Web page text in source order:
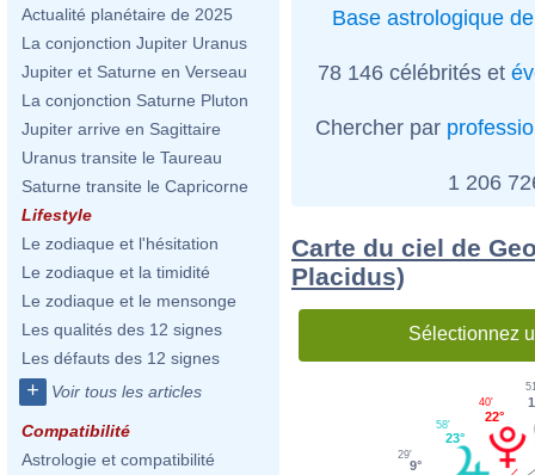
Actualité planétaire de 2025
La conjonction Jupiter Uranus
Jupiter et Saturne en Verseau
La conjonction Saturne Pluton
Jupiter arrive en Sagittaire
Uranus transite le Taureau
Saturne transite le Capricorne
Lifestyle
Le zodiaque et l'hésitation
Le zodiaque et la timidité
Le zodiaque et le mensonge
Les qualités des 12 signes
Les défauts des 12 signes
+ Voir tous les articles
Compatibilité
Astrologie et compatibilité
Base astrologique
78 146 célébrités et
Chercher par
1 206
Carte du ciel de
Placidus)
Sélectionnez
22°
40'
23°
58'
9°
29'